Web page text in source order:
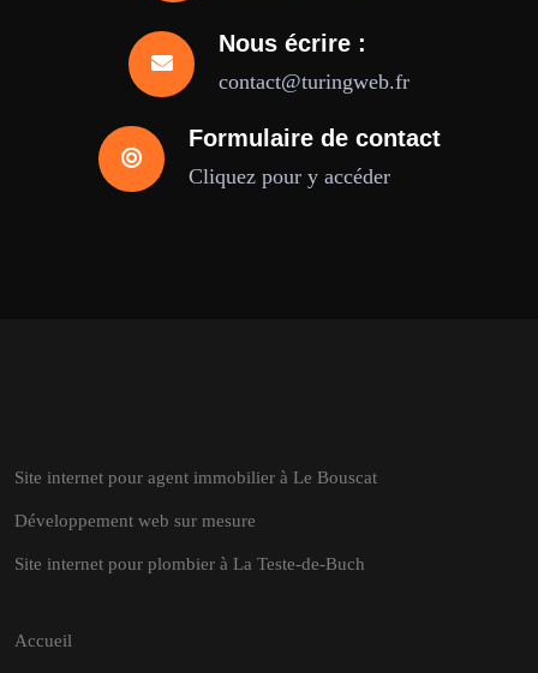
Nous écrire :
contact@turingweb.fr
Formulaire de contact
Cliquez pour y accéder
Site internet pour agent immobilier à Le Bouscat
Développement web sur mesure
Site internet pour plombier à La Teste-de-Buch
Accueil